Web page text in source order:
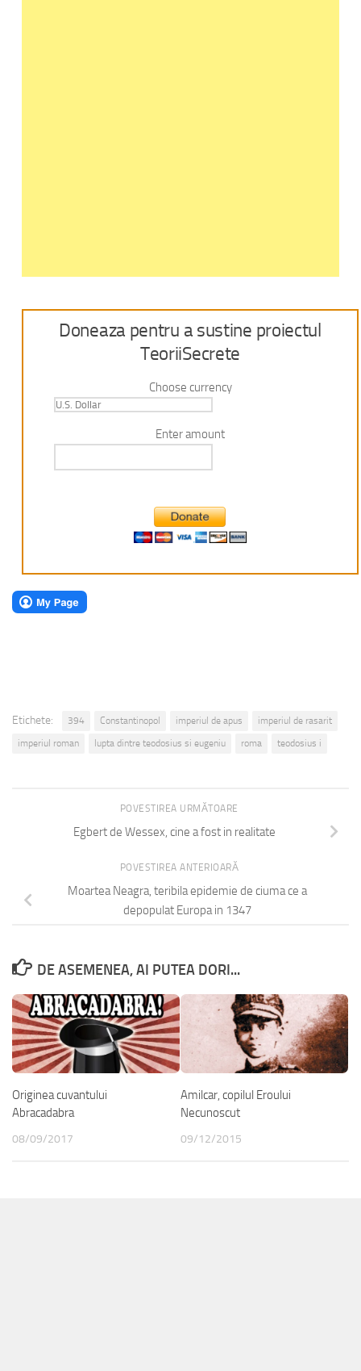
Doneaza pentru a sustine proiectul
TeoriiSecrete
Choose currency
Enter amount
Etichete: 394 Constantinopol imperiul de apus
imperiul de rasarit
imperiul roman
lupta dintre teodosius si eugeniu roma teodosius i
POVESTIREA URMĂTOARE
Egbert de Wessex, cine a fost in realitate
POVESTIREA ANTERIOARĂ
Moartea Neagra, teribila epidemie de ciuma ce a
depopulat Europa in 1347
DE ASEMENEA, AI PUTEA DORI...
Originea cuvantului
Abracadabra
08/09/2017
Amilcar, copilul Eroului
Necunoscut
09/12/2015